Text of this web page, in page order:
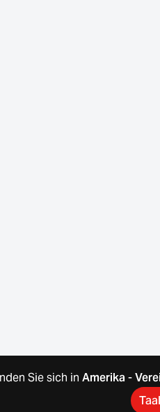
Sie sich in Amerika -